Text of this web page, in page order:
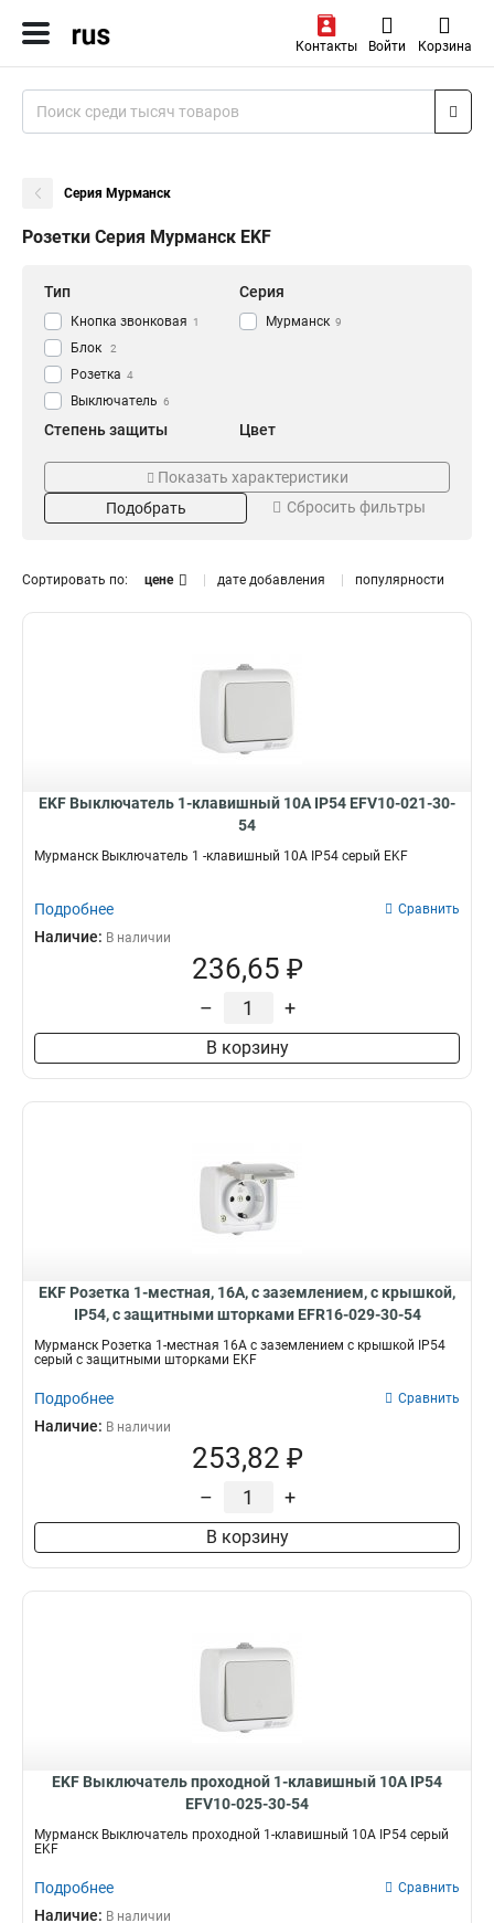
Контакты Войти Корзина
Серия Мурманск
Розетки Серия Мурманск EKF
Тип
Кнопка звонковая 1
Блок 2
Розетка 4
Выключатель 6
Серия
Мурманск 9
Степень защиты
IP54 9
Цвет
Серый 9
Номинальный ток Заземление
Да
Кол-во мест
Показать характеристики
Подобрать
Сбросить фильтры
Сортировать по: цене дате добавления популярности
EKF Выключатель 1-клавишный 10А IP54 EFV10-021-30-
54
Мурманск Выключатель 1 -клавишный 10А IP54 серый EKF
Подробнее Сравнить
Наличие: В наличии
236,65 ₽
– +
В корзину
EKF Розетка 1-местная, 16А, с заземлением, с крышкой,
IP54, с защитными шторками EFR16-029-30-54
Мурманск Розетка 1-местная 16А с заземлением с крышкой IP54
серый с защитными шторками EKF
Подробнее Сравнить
Наличие: В наличии
253,82 ₽
– +
В корзину
EKF Выключатель проходной 1-клавишный 10А IP54
EFV10-025-30-54
Мурманск Выключатель проходной 1-клавишный 10А IP54 серый
EKF
Подробнее Сравнить
Наличие: В наличии